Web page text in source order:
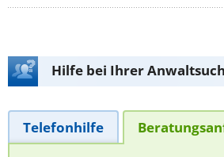
Hilfe bei Ihrer
Telefonhilfe